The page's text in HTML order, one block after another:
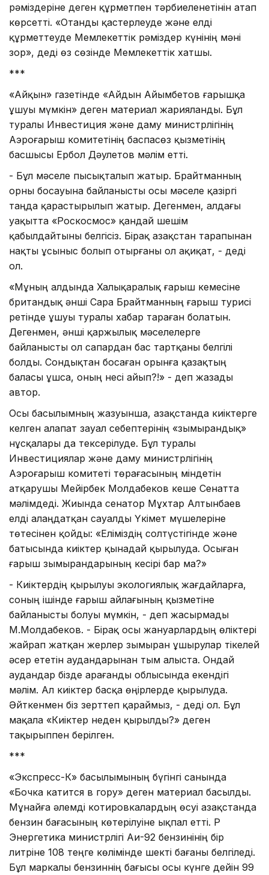
рәміздеріне деген құрметпен тәрбиеленетінін атап
көрсетті. «Отанды қастерлеуде және елді
құрметтеуде Мемлекеттік рәміздер күнінің мәні
зор», деді өз сөзінде Мемлекеттік хатшы.
***
«Айқын» газетінде «Айдын Айымбетов ғарышқа
ұшуы мүмкін» деген материал жарияланды. Бұл
туралы Инвестиция және даму министрлігінің
Аэроғарыш комитетінің баспасөз қызметінің
басшысы Ербол Дәулетов мәлім етті.
- Бұл мәселе пысықталып жатыр. Брайтманның
орны боса­уына байланысты осы мәселе қазіргі
таңда қарастырылып жатыр. Дегенмен, алдағы
уақытта «Роскосмос» қандай шешім
қабылдайтыны белгісіз. Бірақ Қазақстан тарапынан
нақты ұсыныс болып отырғаны ол ақиқат, - деді
ол.
«Мұның алдында Халықаралық ғарыш кемесіне
британдық әнші Сара Брайтманның ғарыш турисі
ретінде ұшуы туралы хабар тараған болатын.
Дегенмен, әнші қаржылық мәселелерге
байланысты ол сапардан бас тартқаны белгілі
болды. Сондықтан босаған орынға қазақтың
баласы ұшса, оның несі айып?!» - деп жазады
автор.
Осы басылымның жазуынша, Қазақстанда киіктерге
келген алапат зауал себептерінің «зымырандық»
нұсқалары да тексерілуде. Бұл туралы
Инвестициялар және даму министрлігінің
Аэроғарыш комитеті төрағасының міндетін
атқарушы Мейірбек Молдабеков кеше Сенатта
мәлімдеді. Жиында сенатор Мұхтар Алтынбаев
елді алаңдатқан сауалды Үкімет мүшелеріне
төтесінен қойды: «Еліміздің солтүстігінде және
батысында киiктер қынадай қырылуда. Осыған
ғарыш зымырандарының кесірі бар ма?»
- Киіктердің қырылуы экологиялық жағдайларға,
соның ішінде ғарыш айлағының қызметіне
байланысты болуы мүмкін, - деп жасырмады
М.Молдабеков. - Бірақ осы жануарлардың өліктері
жайрап жатқан жерлер зымыран ұшырулар тікелей
әсер ететін аудандарынан тым алыста. Ондай
аудандар бізде Қарағанды облысында екендігі
мәлім. Ал киіктер басқа өңірлерде қырылуда.
Әйткенмен біз зерттеп қараймыз, - деді ол. Бұл
мақала «Киіктер неден қырылды?» деген
тақырыппен берілген.
***
«Экспресс-К» басылымының бүгінгі санында
«Бочка катится в гору» деген материал басылды.
Мұнайға әлемді котировкалардың өсуі Қазақстанда
бензин бағасының көтерілуіне ықпал етті. ҚР
Энергетика министрлігі Аи-92 бензинінің бір
литріне 108 теңге көлімінде шекті бағаны белгіледі.
Бұл маркалы бензиннің бағысы осы күнге дейін 99